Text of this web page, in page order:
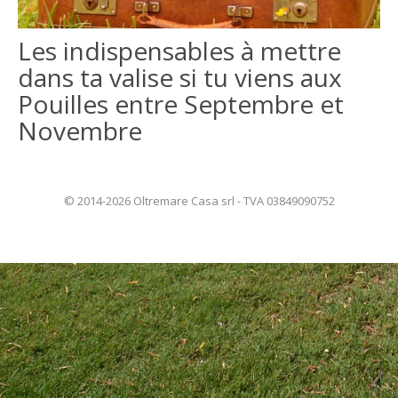
ENGLISH
Les indispensables à mettre
dans ta valise si tu viens aux
Pouilles entre Septembre et
Novembre
© 2014-2026 Oltremare Casa srl - TVA 03849090752